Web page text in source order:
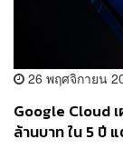
26 พฤศจิกายน
Google Cloud
ล้านบาท ใน 5 ปี